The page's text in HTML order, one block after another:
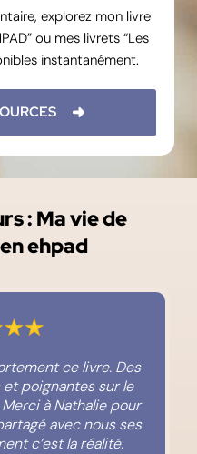
explorez mon livre
ou mes livrets “Les
instantanément.
: Ma vie de
ehpad
ce livre. Des
poignantes sur le
à Nathalie pour
avec nous ses
c’est la réalité.